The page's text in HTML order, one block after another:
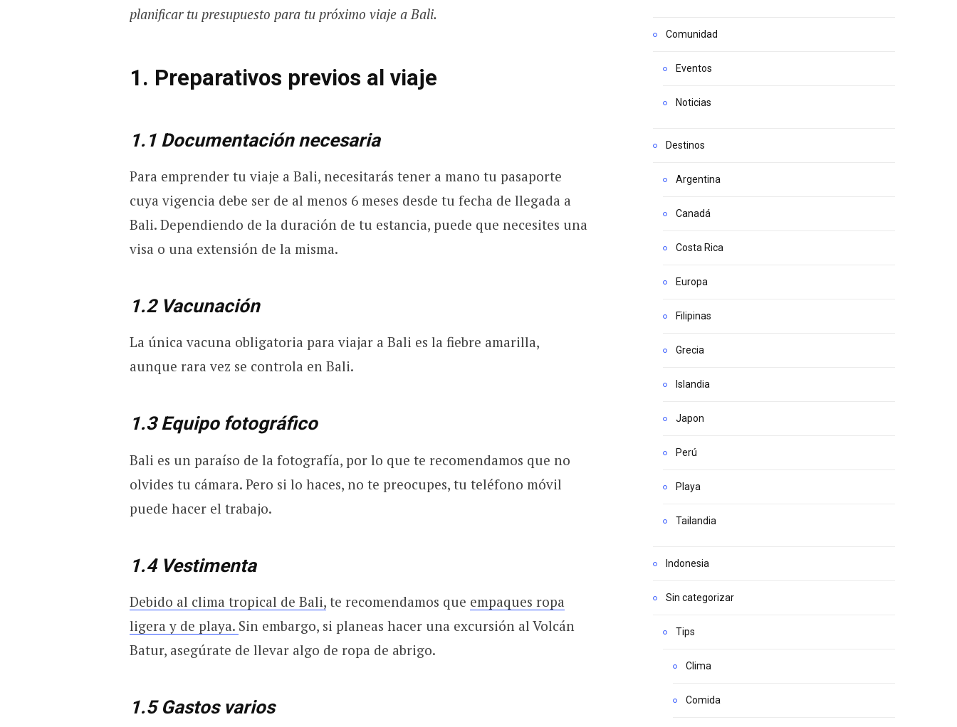
planificar tu presupuesto para tu próximo viaje a Bali.
1. Preparativos previos al viaje
1.1 Documentación necesaria
Para emprender tu viaje a Bali, necesitarás tener a mano tu pasaporte
cuya vigencia debe ser de al menos 6 meses desde tu fecha de llegada a
Bali. Dependiendo de la duración de tu estancia, puede que necesites una
visa o una extensión de la misma.
1.2 Vacunación
La única vacuna obligatoria para viajar a Bali es la fiebre amarilla,
aunque rara vez se controla en Bali.
1.3 Equipo fotográfico
Bali es un paraíso de la fotografía, por lo que te recomendamos que no
olvides tu cámara. Pero si lo haces, no te preocupes, tu teléfono móvil
puede hacer el trabajo.
1.4 Vestimenta
Debido al clima tropical de Bali,te recomendamos que empaques ropa
ligera y de playa. Sin embargo, si planeas hacer una excursión al Volcán
Batur, asegúrate de llevar algo de ropa de abrigo.
1.5 Gastos varios
Comunidad
Eventos
Noticias
Destinos
Argentina
Canadá
Costa Rica
Europa
Filipinas
Grecia
Islandia
Japon
Perú
Playa
Tailandia
Indonesia
Sin categorizar
Tips
Clima
Comida